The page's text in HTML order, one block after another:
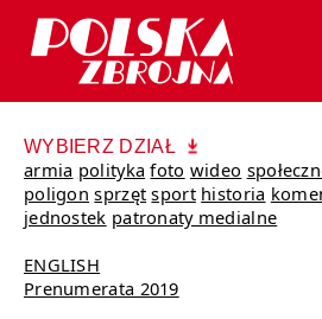
WYBIERZ DZIAŁ
armia polityka foto wideo
poligon sprzęt sport historia
jednostek patronaty medialne
ENGLISH
Prenumerata 2019